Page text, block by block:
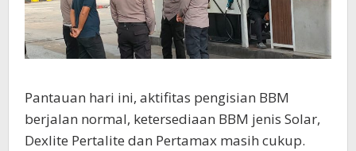
Pantauan hari ini, aktifitas pengisian BBM
berjalan normal, ketersediaan BBM jenis Solar,
Dexlite Pertalite dan Pertamax masih cukup.